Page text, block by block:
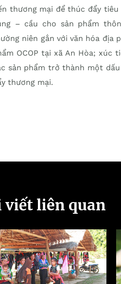
thương mại để thúc đẩy tiêu
– cầu cho sản phẩm
niên gắn với văn hóa địa
OCOP tại xã An Hòa;
sản phẩm trở thành một
thương mại.
viết liên quan